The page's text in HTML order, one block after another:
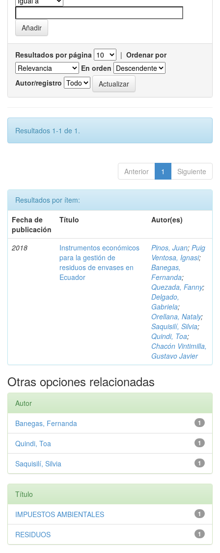
Resultados por página | Ordenar por
En orden
Autor/registro
Resultados 1-1 de 1.
Anterior 1 Siguiente
Resultados por ítem:
Fecha de
publicación
Título Autor(es)
2018
Instrumentos económicos
para la gestión de
residuos de envases en
Ecuador
Pinos, Juan; Puig
Ventosa, Ignasi;
Banegas,
Fernanda;
Quezada, Fanny;
Delgado,
Gabriela;
Orellana, Nataly;
Saquisilí, Silvia;
Quindi, Toa;
Chacón Vintimilla,
Gustavo Javier
Otras opciones relacionadas
Autor
1
Banegas, Fernanda
1
Quindi, Toa
1
Saquisilí, Silvia
Título
1
IMPUESTOS AMBIENTALES
1
RESIDUOS